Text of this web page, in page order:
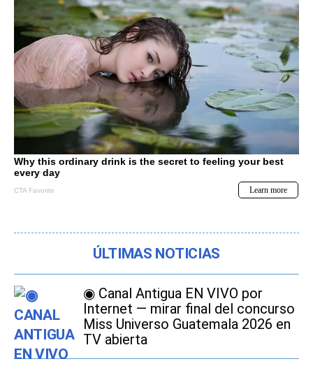
ÚLTIMAS NOTICIAS
◉ Canal Antigua EN VIVO por
Internet — mirar final del concurso
Miss Universo Guatemala 2026 en
TV abierta